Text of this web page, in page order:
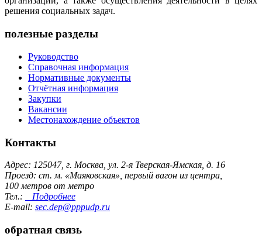
решения социальных задач.
полезные разделы
Руководство
Справочная информация
Нормативные документы
Отчётная информация
Закупки
Вакансии
Местонахождение объектов
Контакты
Адрес: 125047, г. Москва, ул. 2-я Тверская-Ямская, д. 16
Проезд: ст. м. «Маяковская», первый вагон из центра,
100 метров от метро
Тел.:
Подробнее
E-mail: sec.dep@pppudp.ru
обратная связь